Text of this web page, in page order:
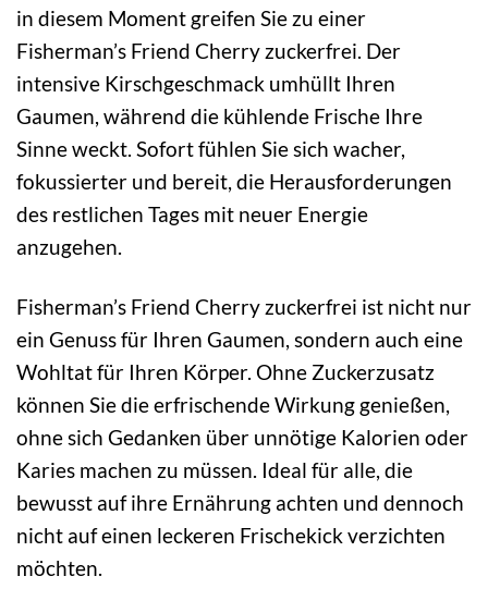
in diesem Moment greifen Sie zu einer
Fisherman’s Friend Cherry zuckerfrei. Der
intensive Kirschgeschmack umhüllt Ihren
Gaumen, während die kühlende Frische Ihre
Sinne weckt. Sofort fühlen Sie sich wacher,
fokussierter und bereit, die Herausforderungen
des restlichen Tages mit neuer Energie
anzugehen.
Fisherman’s Friend Cherry zuckerfrei ist nicht nur
ein Genuss für Ihren Gaumen, sondern auch eine
Wohltat für Ihren Körper. Ohne Zuckerzusatz
können Sie die erfrischende Wirkung genießen,
ohne sich Gedanken über unnötige Kalorien oder
Karies machen zu müssen. Ideal für alle, die
bewusst auf ihre Ernährung achten und dennoch
nicht auf einen leckeren Frischekick verzichten
möchten.